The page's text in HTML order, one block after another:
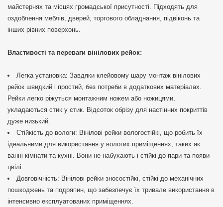
майстернях та місцях громадської присутності. Підходять для
оздоблення меблів, дверей, торгового обладнання, підвіконь та
інших рівних поверхонь.
Властивості та переваги вінілових рейок:
Легка установка: Завдяки клейовому шару монтаж вінілових
рейок швидкий і простий, без потреби в додаткових матеріалах.
Рейки легко ріжуться монтажним ножем або ножицями,
укладаються стик у стик. Відсоток обрізу для настінних покриттів
дуже низький.
Стійкість до вологи: Вінілові рейки вологостійкі, що робить їх
ідеальними для використання у вологих приміщеннях, таких як
ванні кімнати та кухні. Вони не набухають і стійкі до пари та появи
цвілі.
Довговічність: Вінілові рейки зносостійкі, стійкі до механічних
пошкоджень та подряпин, що забезпечує їх тривале використання в
інтенсивно експлуатованих приміщеннях.